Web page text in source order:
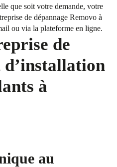
que soit votre demande, votre
de dépannage Removo à
ou via la plateforme en ligne.
de
à
au